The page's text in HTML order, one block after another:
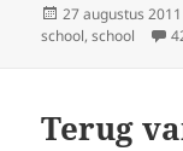
Geplaatst
op
27 augustus 2011
school,school
Terug